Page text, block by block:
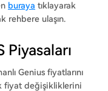
buraya tıklayarak
rehbere ulaşın.
Piyasaları
Genius fiyatlarını
fiyat değişikliklerini